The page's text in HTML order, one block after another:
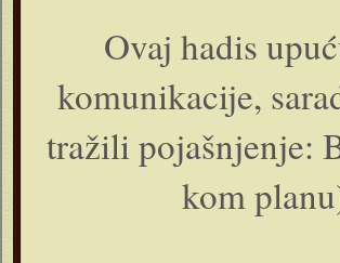
Ovaj hadis
komunikacije,
tražili pojašnjenje:
kom